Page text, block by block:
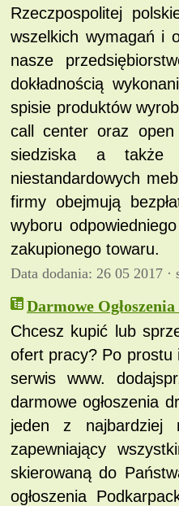
Rzeczpospolitej
wszelkich wymagań i
nasze
dokładnością
spisie produktów
call center oraz
siedziska a także
niestandardowych
firmy obejmują
wyboru
zakupionego towaru.
Data dodania: 26 05 2017 ·
Darmowe
Chcesz kupić lub
ofert pracy? Po prostu
serwis www.
darmowe ogłoszenia
jeden z najbardziej
zapewniający
skierowaną do
ogłoszenia